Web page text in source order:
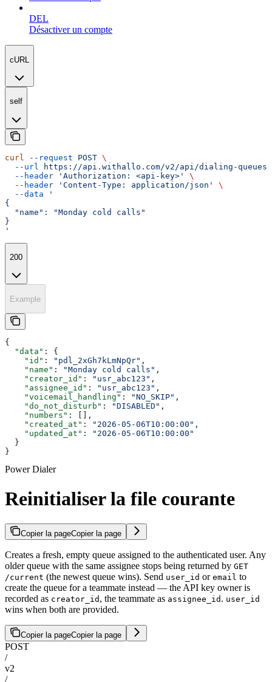
DEL
Désactiver un compte
cURL
self
curl --request POST \
  --url
https://api.withallo.com/v2/api/dialing-
  --header
'Authorization: <api-key>'
\
  --header
'Content-Type: application/json'
\
  --data
'
{
  "name": "Monday cold calls"
}
'
200
Example
{
  "data"
: {
    "id"
: "pdl_2xGh7kLmNpQr" ,
    "name"
: "Monday cold calls" ,
    "creator_id"
: "usr_abc123" ,
    "assignee_id"
: "usr_abc123" ,
    "voicemail_handling"
: "NO_SKIP" ,
    "do_not_disturb"
: "DISABLED" ,
    "numbers"
: [],
    "created_at"
: "2026-05-06T10:00:00" ,
    "updated_at"
:
"2026-05-06T10:00:00"
  }
}
Power Dialer
Reinitialiser la file courante
Copier la pageCopier la page
Creates a fresh, empty queue assigned to the authenticated user. Any
older queue with the same assignee stops being returned by GET
/current (the newest queue wins). Send user_id or email to
create the queue for a teammate instead — the API key owner is
recorded as creator_id , the teammate as assignee_id . user_id
wins when both are provided.
Copier la pageCopier la page
POST
/
v2
/